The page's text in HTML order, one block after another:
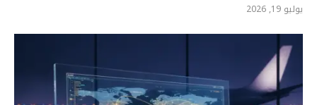
يوليو 19, 2026